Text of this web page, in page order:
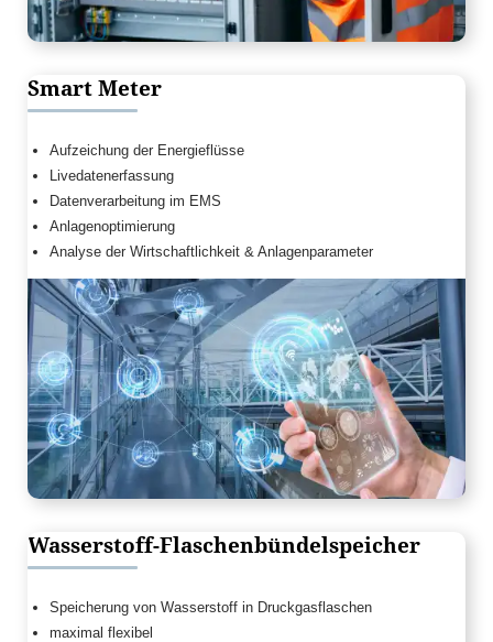
Smart Meter
Aufzeichung der Energieflüsse
Livedatenerfassung
Datenverarbeitung im EMS
Anlagenoptimierung
Analyse der Wirtschaftlichkeit & Anlagenparameter
Wasserstoff-Flaschenbündelspeicher
Speicherung von Wasserstoff in Druckgasflaschen
maximal flexibel